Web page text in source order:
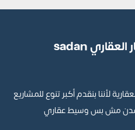
سدن انفستمنت للاستثمار العقاري sadan
لأننا بنقدم أكبر تنوع للمشاريع
سدن مش بس وسيط عقاري